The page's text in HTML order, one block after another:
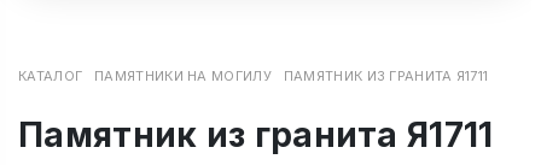
КАТАЛОГ ПАМЯТНИКИ НА МОГИЛУ ПАМЯТНИК ИЗ ГРАНИТА Я1711
Памятник из гранита Я1711